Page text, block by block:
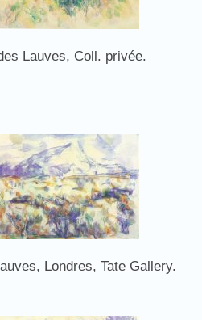
Lauves, Coll. privée.
Londres, Tate Gallery.